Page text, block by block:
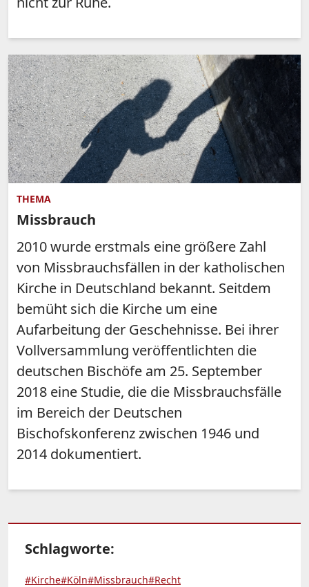
THEMA
Missbrauch
2010 wurde erstmals eine größere Zahl
von Missbrauchsfällen in der katholischen
Kirche in Deutschland bekannt. Seitdem
bemüht sich die Kirche um eine
Aufarbeitung der Geschehnisse. Bei ihrer
Vollversammlung veröffentlichten die
deutschen Bischöfe am 25. September
2018 eine Studie, die die Missbrauchsfälle
im Bereich der Deutschen
Bischofskonferenz zwischen 1946 und
2014 dokumentiert.
Schlagworte:
#Kirche#Köln#Missbrauch#Recht